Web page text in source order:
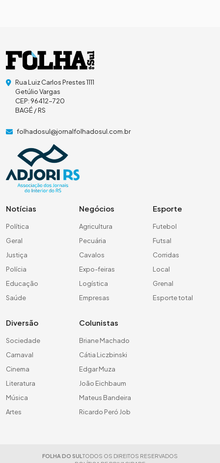
Rua Luiz Carlos Prestes 1111
Getúlio Vargas
CEP: 96412-720
BAGÉ / RS
folhadosul@jornalfolhadosul.com.br
Notícias
Política
Geral
Justiça
Polícia
Educação
Saúde
Negócios
Agricultura
Pecuária
Cavalos
Expo-feiras
Logística
Empresas
Esporte
Futebol
Futsal
Corridas
Local
Grenal
Esporte total
Diversão
Sociedade
Carnaval
Cinema
Literatura
Música
Artes
Colunistas
Briane Machado
Cátia Liczbinski
Edgar Muza
João Eichbaum
Mateus Bandeira
Ricardo Peró Job
FOLHA DO SUL TODOS OS DIREITOS RESERVADOS